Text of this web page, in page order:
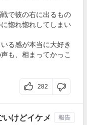
で彼の右に出るもの
惚れ惚れしてしまい
る感が本当に大好き
も、相まってかっこ
282
けどイケメ
報告